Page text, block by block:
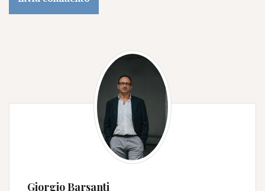
Giorgio Barsanti